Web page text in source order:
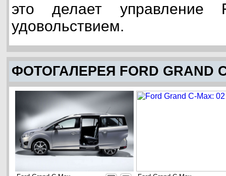
это делает управление
удовольствием.
ФОТОГАЛЕРЕЯ FORD GRAND